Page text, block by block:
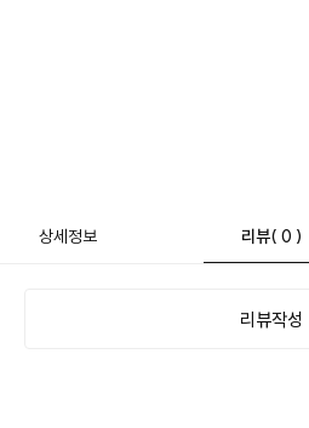
상세정보 리뷰( 0 )
리뷰작성